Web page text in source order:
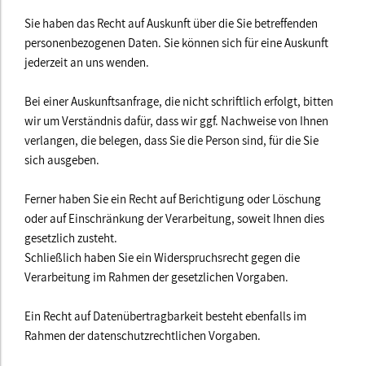
Sie haben das Recht auf Auskunft über die Sie betreffenden
personenbezogenen Daten. Sie können sich für eine Auskunft
jederzeit an uns wenden.
Bei einer Auskunftsanfrage, die nicht schriftlich erfolgt, bitten
wir um Verständnis dafür, dass wir ggf. Nachweise von Ihnen
verlangen, die belegen, dass Sie die Person sind, für die Sie
sich ausgeben.
Ferner haben Sie ein Recht auf Berichtigung oder Löschung
oder auf Einschränkung der Verarbeitung, soweit Ihnen dies
gesetzlich zusteht.
Schließlich haben Sie ein Widerspruchsrecht gegen die
Verarbeitung im Rahmen der gesetzlichen Vorgaben.
Ein Recht auf Datenübertragbarkeit besteht ebenfalls im
Rahmen der datenschutzrechtlichen Vorgaben.